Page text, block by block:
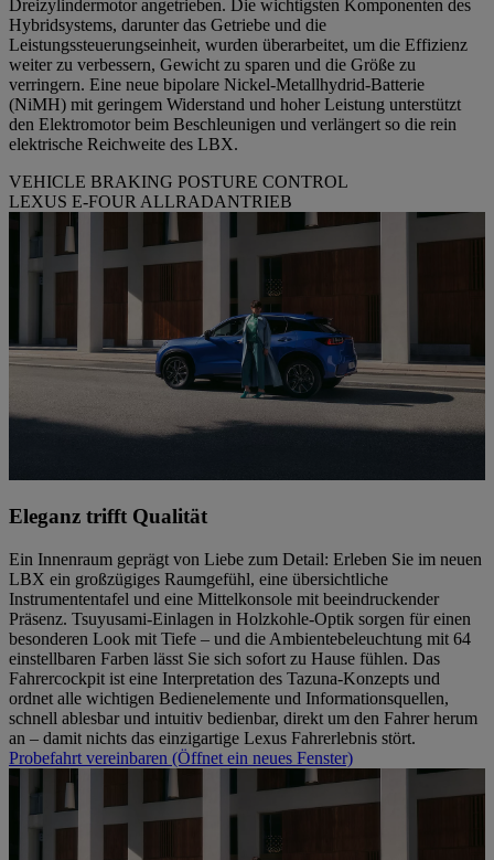
Dreizylindermotor angetrieben. Die wichtigsten Komponenten des
Hybridsystems, darunter das Getriebe und die
Leistungssteuerungseinheit, wurden überarbeitet, um die Effizienz
weiter zu verbessern, Gewicht zu sparen und die Größe zu
verringern. Eine neue bipolare Nickel-Metallhydrid-Batterie
(NiMH) mit geringem Widerstand und hoher Leistung unterstützt
den Elektromotor beim Beschleunigen und verlängert so die rein
elektrische Reichweite des LBX.
VEHICLE BRAKING POSTURE CONTROL
LEXUS E-FOUR ALLRADANTRIEB
Eleganz trifft Qualität
Ein Innenraum geprägt von Liebe zum Detail: Erleben Sie im neuen
LBX ein großzügiges Raumgefühl, eine übersichtliche
Instrumententafel und eine Mittelkonsole mit beeindruckender
Präsenz. Tsuyusami-Einlagen in Holzkohle-Optik sorgen für einen
besonderen Look mit Tiefe – und die Ambientebeleuchtung mit 64
einstellbaren Farben lässt Sie sich sofort zu Hause fühlen. Das
Fahrercockpit ist eine Interpretation des Tazuna-Konzepts und
ordnet alle wichtigen Bedienelemente und Informationsquellen,
schnell ablesbar und intuitiv bedienbar, direkt um den Fahrer herum
an – damit nichts das einzigartige Lexus Fahrerlebnis stört.
Probefahrt vereinbaren (Öffnet ein neues Fenster)